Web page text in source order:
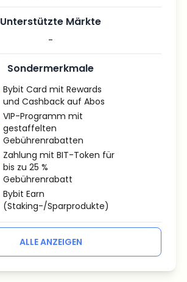
Unterstützte Märkte
-
Sondermerkmale
Bybit Card mit Rewards
und Cashback auf Abos
VIP-Programm mit
gestaffelten
Gebührenrabatten
Zahlung mit BIT-Token für
bis zu 25 %
Gebührenrabatt
Bybit Earn
(Staking-/Sparprodukte)
ALLE ANZEIGEN